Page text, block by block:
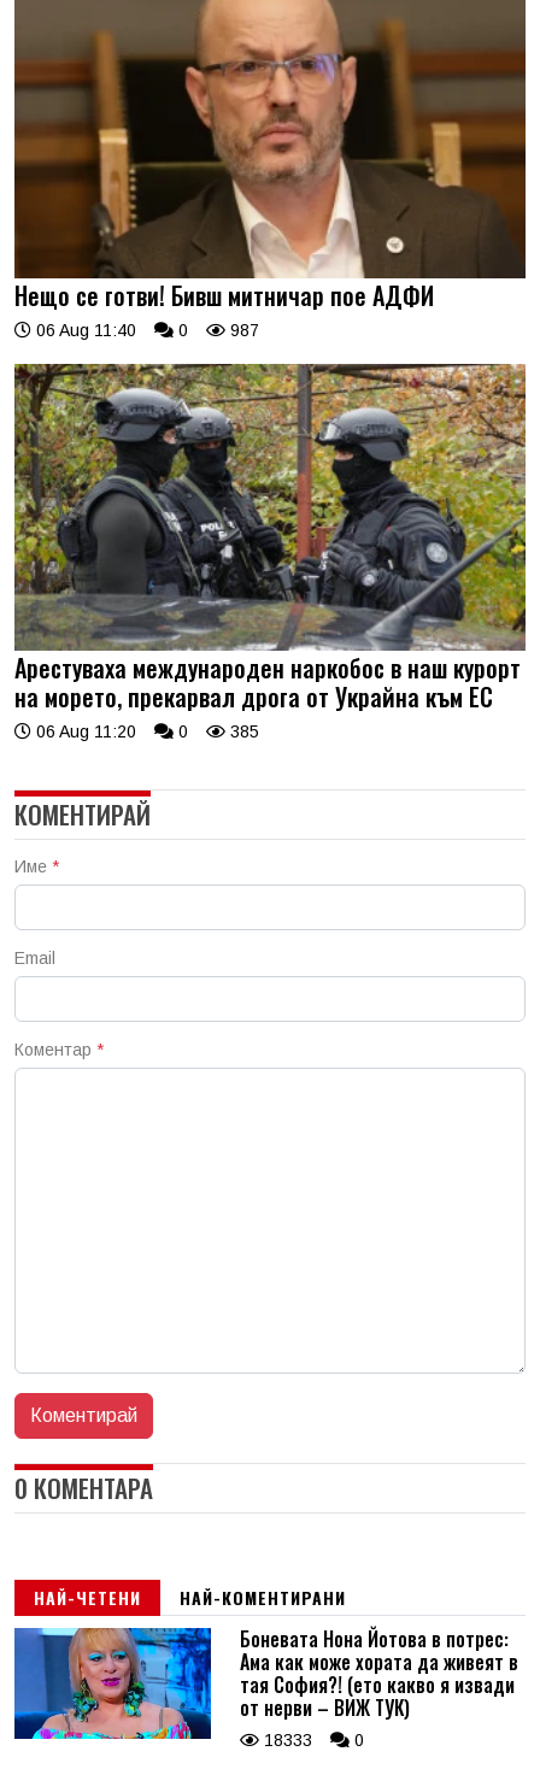
Нещо се готви! Бивш митничар пое АДФИ
06 Aug 11:40 0 987
Арестуваха международен наркобос в наш курорт
на морето, прекарвал дрога от Украйна към ЕС
06 Aug 11:20 0 385
КОМЕНТИРАЙ
Име *
Email
Коментар *
0 КОМЕНТАРА
НАЙ-ЧЕТЕНИ НАЙ-КОМЕНТИРАНИ
Боневата Нона Йотова в потрес:
Ама как може хората да живеят в
тая София?! (ето какво я извади
от нерви – ВИЖ ТУК)
18333 0